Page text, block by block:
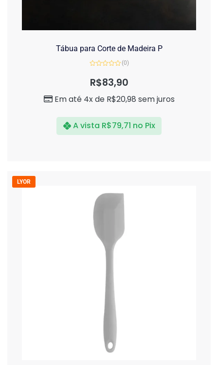
Tábua para Corte de Madeira P
de
(0)
R$83,90
Em até 4x de R$20,98 sem juros
A vista R$79,71 no Pix
LYOR